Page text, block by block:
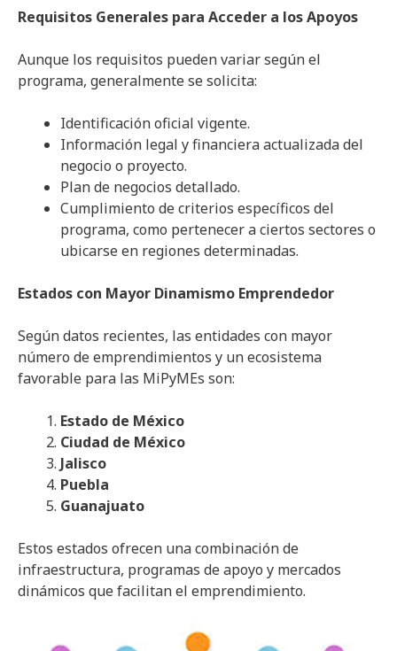
Requisitos Generales para Acceder a los Apoyos
Aunque los requisitos pueden variar según el
programa, generalmente se solicita:
Identificación oficial vigente.
Información legal y financiera actualizada del
negocio o proyecto.
Plan de negocios detallado.
Cumplimiento de criterios específicos del
programa, como pertenecer a ciertos sectores o
ubicarse en regiones determinadas.
Estados con Mayor Dinamismo Emprendedor
Según datos recientes, las entidades con mayor
número de emprendimientos y un ecosistema
favorable para las MiPyMEs son:
Estado de México
Ciudad de México
Jalisco
Puebla
Guanajuato
Estos estados ofrecen una combinación de
infraestructura, programas de apoyo y mercados
dinámicos que facilitan el emprendimiento.